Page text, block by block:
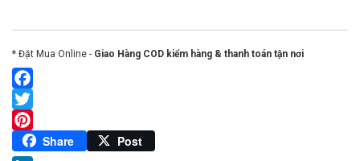
* Đặt Mua Online - Giao Hàng COD kiểm hàng & thanh toán tận nơi
Facebook
Twitter
Pinterest
Share Post